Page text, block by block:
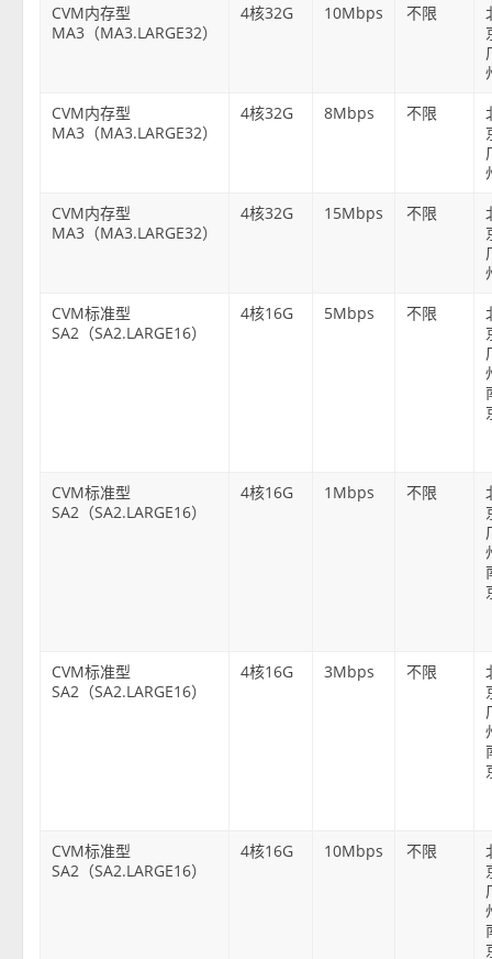
CVM内存型
MA3（MA3.LARGE32）
4核32G 10Mbps 不限
CVM内存型
MA3（MA3.LARGE32）
4核32G 8Mbps 不限
CVM内存型
MA3（MA3.LARGE32）
4核32G 15Mbps 不限
CVM标准型
SA2（SA2.LARGE16）
4核16G 5Mbps 不限
CVM标准型
SA2（SA2.LARGE16）
4核16G 1Mbps 不限
CVM标准型
SA2（SA2.LARGE16）
4核16G 3Mbps 不限
CVM标准型
SA2（SA2.LARGE16）
4核16G 10Mbps 不限